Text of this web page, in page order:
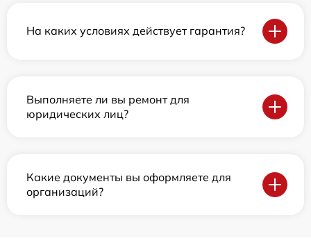
На каких условиях действует гарантия?
Выполняете ли вы ремонт для
юридических лиц?
Какие документы вы оформляете для
организаций?